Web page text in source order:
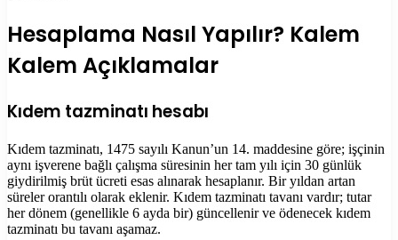
Hesaplama Nasıl Yapılır? Kalem
Kalem Açıklamalar
Kıdem tazminatı hesabı
Kıdem tazminatı, 1475 sayılı Kanun’un 14. maddesine göre; işçinin
aynı işverene bağlı çalışma süresinin her tam yılı için 30 günlük
giydirilmiş brüt ücreti esas alınarak hesaplanır. Bir yıldan artan
süreler orantılı olarak eklenir. Kıdem tazminatı tavanı vardır; tutar
her dönem (genellikle 6 ayda bir) güncellenir ve ödenecek kıdem
tazminatı bu tavanı aşamaz.